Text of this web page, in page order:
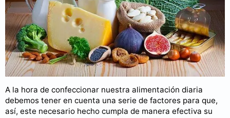
A la hora de confeccionar nuestra alimentación diaria
debemos tener en cuenta una serie de factores para que,
así, este necesario hecho cumpla de manera efectiva su